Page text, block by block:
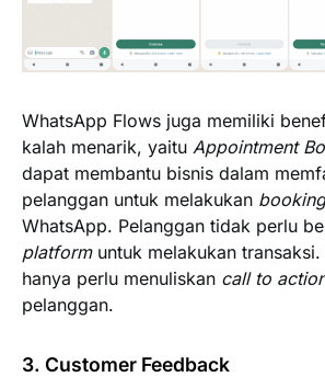
WhatsApp Flows juga memiliki
kalah menarik, yaitu Appointment
dapat membantu bisnis dalam
pelanggan untuk melakukan booking
WhatsApp. Pelanggan tidak perlu
platformuntuk melakukan transaksi.
hanya perlu menuliskan call to
pelanggan.
3. Customer Feedback